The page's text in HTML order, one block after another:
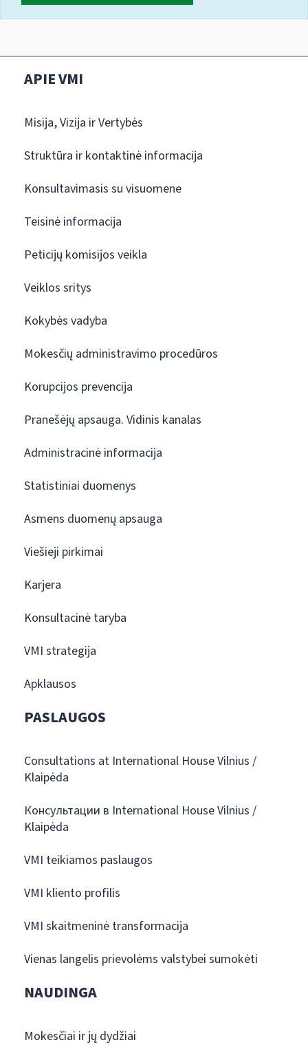
APIE VMI
Misija, Vizija ir Vertybės
Struktūra ir kontaktinė informacija
Konsultavimasis su visuomene
Teisinė informacija
Peticijų komisijos veikla
Veiklos sritys
Kokybės vadyba
Mokesčių administravimo procedūros
Korupcijos prevencija
Pranešėjų apsauga. Vidinis kanalas
Administracinė informacija
Statistiniai duomenys
Asmens duomenų apsauga
Viešieji pirkimai
Karjera
Konsultacinė taryba
VMI strategija
Apklausos
PASLAUGOS
Consultations at International House Vilnius /
Klaipėda
Консультации в International House Vilnius /
Klaipėda
VMI teikiamos paslaugos
VMI kliento profilis
VMI skaitmeninė transformacija
Vienas langelis prievolėms valstybei sumokėti
NAUDINGA
Mokesčiai ir jų dydžiai